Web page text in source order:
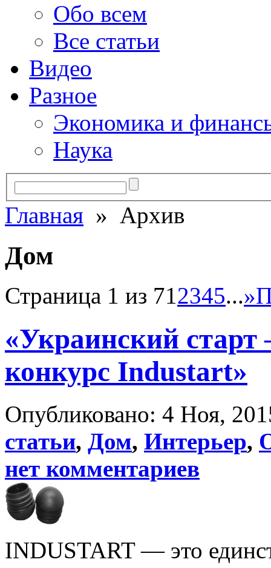
Обо всем
Все статьи
Видео
Разное
Экономика и
Наука
Главная » Архив
Дом
Страница 1 из 712345...»
«Украинский
конкурс Industart»
Опубликовано: 4 Ноя,
статьи, Дом, Интерьер,
нет комментариев
INDUSTART — это